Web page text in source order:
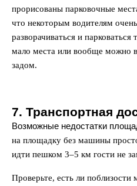
прорисованы парковочные
что некоторым водителям
разворачиваться и парковаться
мало места или вообще можно
задом.
7. Транспортная
Возможные недостатки
на площадку без машины
идти пешком 3–5 км гости не
Проверьте, есть ли поблизости